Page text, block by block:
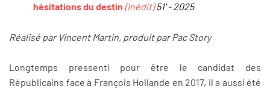
hésitations du destin (Inédit)51' - 2025
Réalisé par Vincent Martin, produit par Pac Story
Longtemps pressenti pour être le candidat des
Républicains face à François Hollande en 2017, il a aussi été